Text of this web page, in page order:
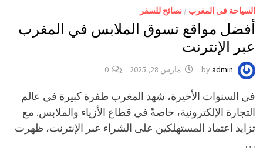
السياحة في المغرب / نصائح للسفر
أفضل مواقع تسوق الملابس في المغرب
عبر الإنترنت
byadmin مارس 28, 2025 0
في السنوات الأخيرة، شهد المغرب طفرة كبيرة في عالم
التجارة الإلكترونية، خاصةً في قطاع الأزياء والملابس. مع
تزايد اعتماد المستهلكين على الشراء عبر الإنترنت، ظهرت
…